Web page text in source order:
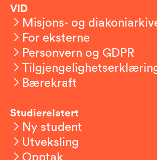
VID
Misjons- og
For eksterne
Personvern og GDPR
Bærekraft
Studierelatert
Ny student
Utveksling
Opptak